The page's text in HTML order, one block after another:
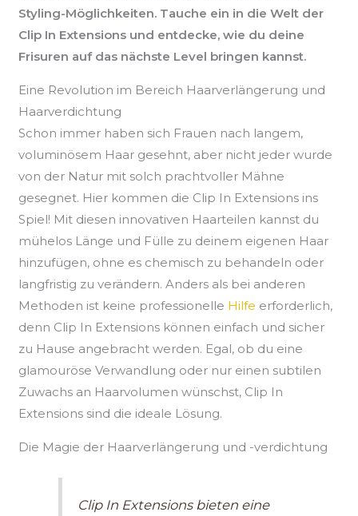
Styling-Möglichkeiten. Tauche ein in die Welt der
Clip In Extensions und entdecke, wie du deine
Frisuren auf das nächste Level bringen kannst.
Eine Revolution im Bereich Haarverlängerung und
Haarverdichtung
Schon immer haben sich Frauen nach langem,
voluminösem Haar gesehnt, aber nicht jeder wurde
von der Natur mit solch prachtvoller Mähne
gesegnet. Hier kommen die Clip In Extensions ins
Spiel! Mit diesen innovativen Haarteilen kannst du
mühelos Länge und Fülle zu deinem eigenen Haar
hinzufügen, ohne es chemisch zu behandeln oder
langfristig zu verändern. Anders als bei anderen
Methoden ist keine professionelle Hilfe erforderlich,
denn Clip In Extensions können einfach und sicher
zu Hause angebracht werden. Egal, ob du eine
glamouröse Verwandlung oder nur einen subtilen
Zuwachs an Haarvolumen wünschst, Clip In
Extensions sind die ideale Lösung.
Die Magie der Haarverlängerung und -verdichtung
Clip In Extensions bieten eine